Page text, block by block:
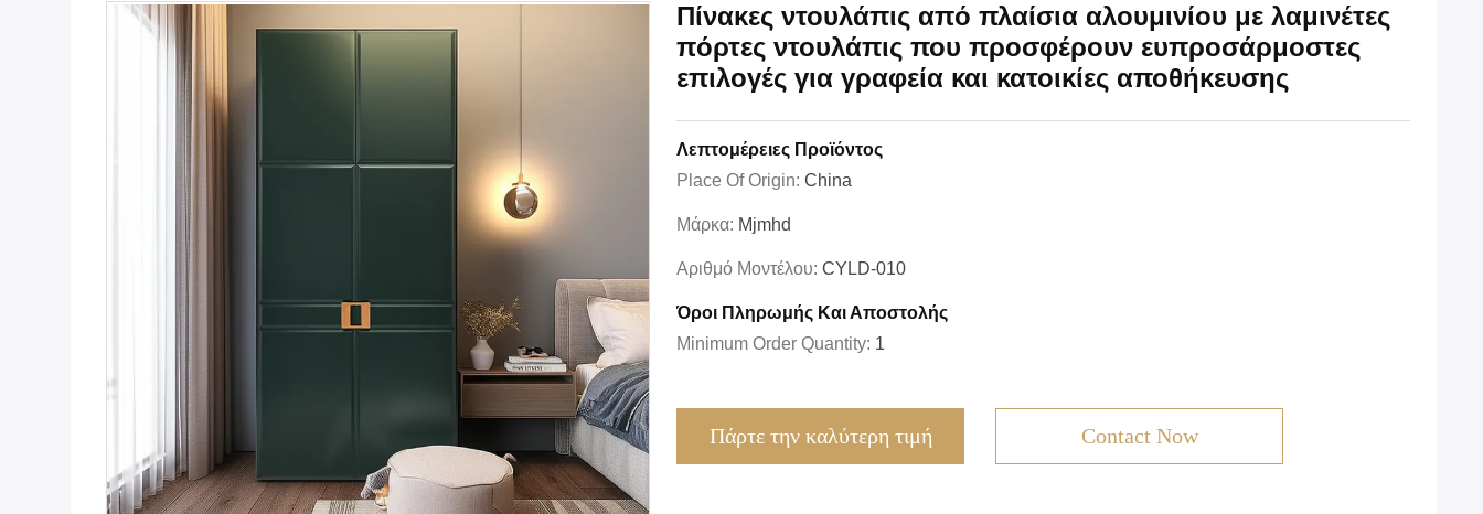
Πίνακες ντουλάπις από πλαίσια αλουμινίου με λαμινέτες
πόρτες ντουλάπις που προσφέρουν ευπροσάρμοστες
επιλογές για γραφεία και κατοικίες αποθήκευσης
Λεπτομέρειες Προϊόντος
Place Of Origin: China
Μάρκα: Mjmhd
Αριθμό Μοντέλου: CYLD-010
Όροι Πληρωμής Και Αποστολής
Minimum Order Quantity: 1
Πάρτε την καλύτερη τιμή Contact Now